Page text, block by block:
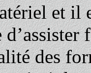
et il
des